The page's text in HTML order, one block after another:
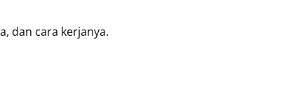
dan cara kerjanya.